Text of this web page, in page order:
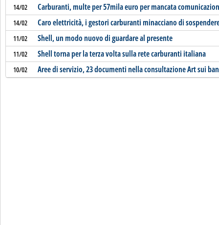
14/02 Carburanti, multe per 57mila euro per mancata
14/02 Caro elettricità, i gestori carburanti minacciano di
11/02 Shell, un modo nuovo di guardare al presente
11/02 Shell torna per la terza volta sulla rete carburanti italiana
10/02 Aree di servizio, 23 documenti nella consultazione Art sui